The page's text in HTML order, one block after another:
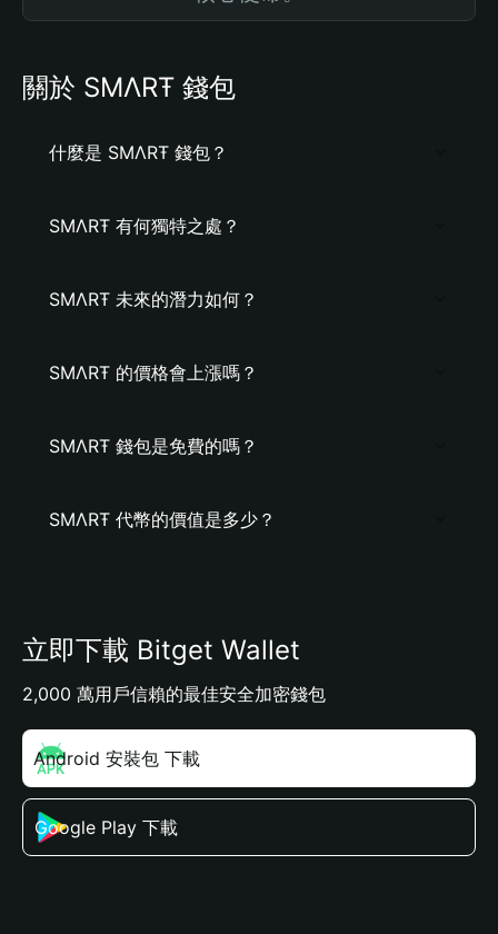
關於 ЅMΛRŦ 錢包
什麼是 ЅMΛRŦ 錢包？
ЅMΛRŦ 有何獨特之處？
ЅMΛRŦ 未來的潛力如何？
ЅMΛRŦ 的價格會上漲嗎？
ЅMΛRŦ 錢包是免費的嗎？
ЅMΛRŦ 代幣的價值是多少？
立即下載 Bitget Wallet
2,000 萬用戶信賴的最佳安全加密錢包
Android 安裝包 下載
Google Play 下載